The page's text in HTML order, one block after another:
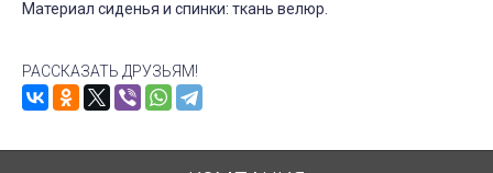
Материал сиденья и спинки: ткань велюр.
РАССКАЗАТЬ ДРУЗЬЯМ!